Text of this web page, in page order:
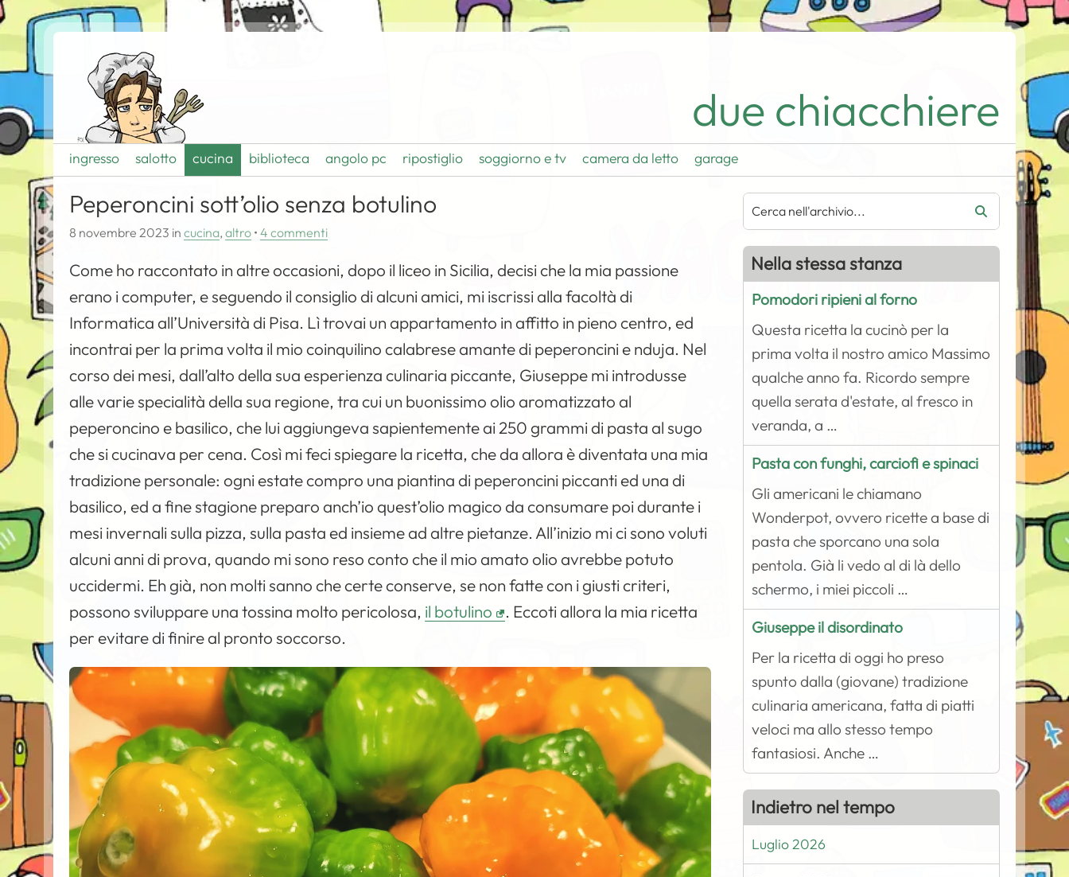
due chiacchiere
ingresso salotto cucina biblioteca angolo pc ripostiglio soggiorno e tv camera da letto garage
Peperoncini sott’olio senza botulino
8 novembre 2023 incucina,altro • 4 commenti
Come ho raccontato in altre occasioni, dopo il liceo in Sicilia, decisi che la mia passione
erano i computer, e seguendo il consiglio di alcuni amici, mi iscrissi alla facoltà di
Informatica all’Università di Pisa. Lì trovai un appartamento in affitto in pieno centro, ed
incontrai per la prima volta il mio coinquilino calabrese amante di peperoncini e nduja. Nel
corso dei mesi, dall’alto della sua esperienza culinaria piccante, Giuseppe mi introdusse
alle varie specialità della sua regione, tra cui un buonissimo olio aromatizzato al
peperoncino e basilico, che lui aggiungeva sapientemente ai 250 grammi di pasta al sugo
che si cucinava per cena. Così mi feci spiegare la ricetta, che da allora è diventata una mia
tradizione personale: ogni estate compro una piantina di peperoncini piccanti ed una di
basilico, ed a fine stagione preparo anch’io quest’olio magico da consumare poi durante i
mesi invernali sulla pizza, sulla pasta ed insieme ad altre pietanze. All’inizio mi ci sono voluti
alcuni anni di prova, quando mi sono reso conto che il mio amato olio avrebbe potuto
uccidermi. Eh già, non molti sanno che certe conserve, se non fatte con i giusti criteri,
possono sviluppare una tossina molto pericolosa, il botulino
. Eccoti allora la mia ricetta
per evitare di finire al pronto soccorso.
Nella stessa stanza
Pomodori ripieni al forno
Questa ricetta la cucinò per la
prima volta il nostro amico Massimo
qualche anno fa. Ricordo sempre
quella serata d'estate, al fresco in
veranda, a …
Pasta con funghi, carciofi e spinaci
Gli americani le chiamano
Wonderpot, ovvero ricette a base di
pasta che sporcano una sola
pentola. Già li vedo al di là dello
schermo, i miei piccoli …
Giuseppe il disordinato
Per la ricetta di oggi ho preso
spunto dalla (giovane) tradizione
culinaria americana, fatta di piatti
veloci ma allo stesso tempo
fantasiosi. Anche …
Indietro nel tempo
Luglio 2026